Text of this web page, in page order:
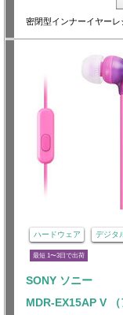
密閉型インナーイヤーレ
ハードウェア デジタ
最短 1〜3日で出荷
SONY ソニー
MDR-EX15AP V （